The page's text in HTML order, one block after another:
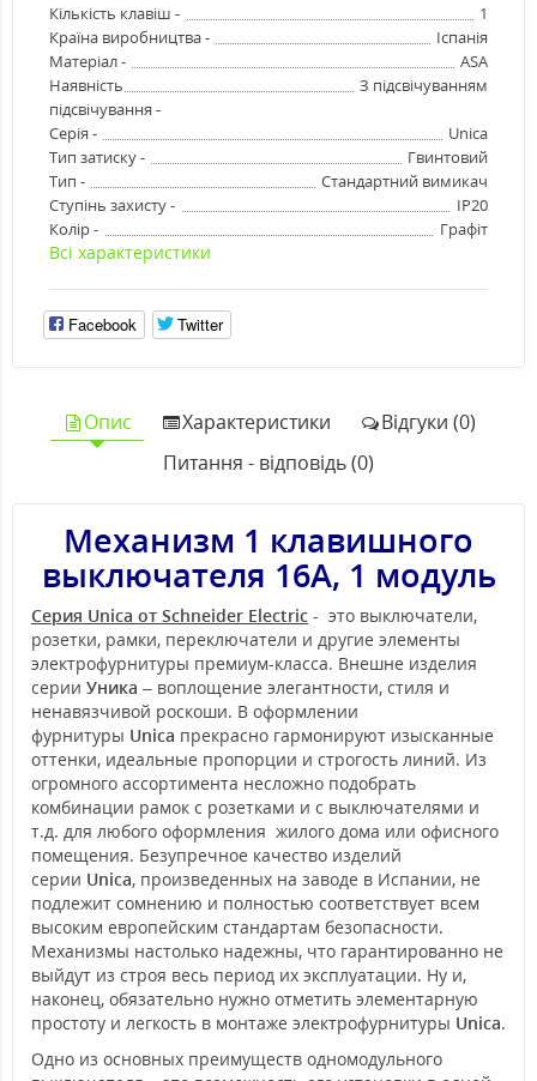
Кількість клавіш -
1
Країна виробництва -
Іспанія
Матеріал -
ASA
Наявність
підсвічування -
З підсвічуванням
Серія -
Unica
Тип затиску -
Гвинтовий
Тип -
Стандартний вимикач
Ступінь захисту -
IP20
Колір -
Графіт
Всі характеристики
Facebook Twitter
Опис Характеристики
Відгуки (0)
Питання - відповідь (0)
Механизм 1 клавишного
выключателя 16А, 1 модуль
Серия Unica от Schneider Electric - это выключатели,
розетки, рамки, переключатели и другие элементы
электрофурнитуры премиум-класса. Внешне изделия
серии Уника – воплощение элегантности, стиля и
ненавязчивой роскоши. В оформлении
фурнитуры Unica прекрасно гармонируют изысканные
оттенки, идеальные пропорции и строгость линий. Из
огромного ассортимента несложно подобрать
комбинации рамок с розетками и с выключателями и
т.д. для любого оформления жилого дома или офисного
помещения. Безупречное качество изделий
серии Unica, произведенных на заводе в Испании, не
подлежит сомнению и полностью соответствует всем
высоким европейским стандартам безопасности.
Механизмы настолько надежны, что гарантированно не
выйдут из строя весь период их эксплуатации. Ну и,
наконец, обязательно нужно отметить элементарную
простоту и легкость в монтаже электрофурнитуры Unica.
Одно из основных преимуществ одномодульного